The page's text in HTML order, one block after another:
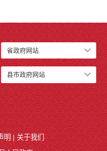
省政府网站
县市政府网站
明 | 关于我们